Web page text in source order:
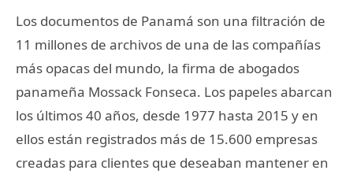
Los documentos de Panamá son una filtración de
11 millones de archivos de una de las compañías
más opacas del mundo, la firma de abogados
panameña Mossack Fonseca. Los papeles abarcan
los últimos 40 años, desde 1977 hasta 2015 y en
ellos están registrados más de 15.600 empresas
creadas para clientes que deseaban mantener en